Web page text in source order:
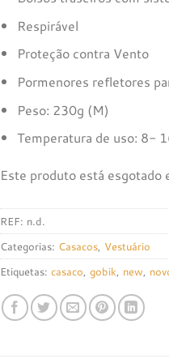
Respirável
Proteção contra Vento
Pormenores refletores
Peso: 230g (M)
Temperatura de uso: 8-
Este produto está esgotado
REF: n.d.
Categorias: Casacos, Vestuário
Etiquetas: casaco, gobik, new,